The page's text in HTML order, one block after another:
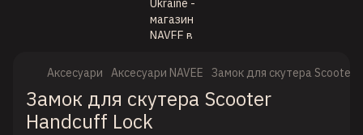
Аксесуари Аксесуари NAVEE Замок для скутера Scooter
Замок для скутера Scooter
Handcuff Lock